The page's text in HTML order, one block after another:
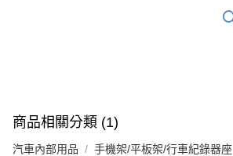
商品相關分類 (1)
汽車內部用品 手機架/平板架/行車紀錄器座